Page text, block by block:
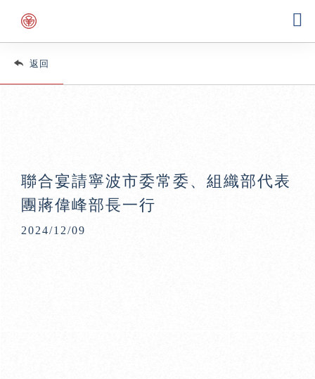
返回
聯合宴請寧波市委常委、組織部代表
團蔣偉峰部長一行
2024/12/09